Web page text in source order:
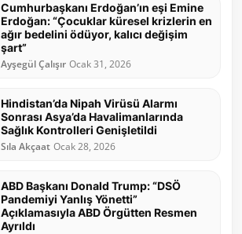
Cumhurbaşkanı Erdoğan’ın eşi Emine
Erdoğan: “Çocuklar küresel krizlerin en
ağır bedelini ödüyor, kalıcı değişim
şart”
Ayşegül Çalışır Ocak 31, 2026
Hindistan’da Nipah Virüsü Alarmı
Sonrası Asya’da Havalimanlarında
Sağlık Kontrolleri Genişletildi
Sıla Akçaat Ocak 28, 2026
ABD Başkanı Donald Trump: “DSÖ
Pandemiyi Yanlış Yönetti”
Açıklamasıyla ABD Örgütten Resmen
Ayrıldı